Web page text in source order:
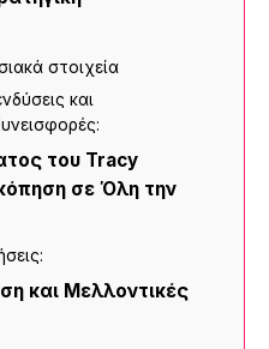
στοιχεία
και
του Tracy
σε Όλη την
και Μελλοντικές